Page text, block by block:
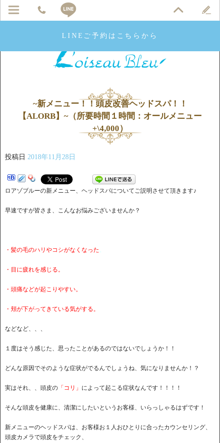
LINEご予約はこちらから
~新メニュー！！頭皮改善ヘッドスパ！！
【ALORB】~（所要時間１時間：オールメニュー
+\4,000）
投稿日 2018年11月28日
ロアゾブルーの新メニュー、ヘッドスパについてご説明させて頂きます♪
早速ですが皆さま、こんなお悩みございませんか？
・髪の毛のハリやコシがなくなった
・目に疲れを感じる。
・頭痛などが起こりやすい。
・頬が下がってきている気がする。
などなど、、、
１度はそう感じた、思ったことがあるのではないでしょうか！！
どんな原因でそのような症状がでるんでしょうね、気になりませんか！？
実はそれ、、頭皮の 「コリ」 によって起こる症状なんです！！！！
そんな頭皮を健康に、清潔にしたいというお客様、いらっしゃるはずです！
新メニューのヘッドスパは、お客様お１人おひとりに合ったカウンセリング、
頭皮カメラで頭皮をチェック、